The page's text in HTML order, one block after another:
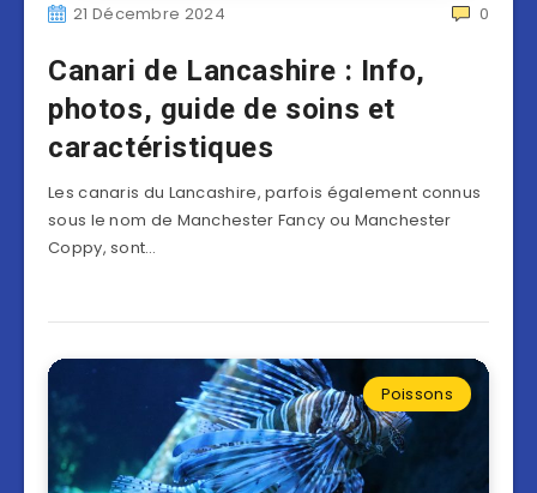
21 Décembre 2024 0
Canari de Lancashire : Info,
photos, guide de soins et
caractéristiques
Les canaris du Lancashire, parfois également connus
sous le nom de Manchester Fancy ou Manchester
Coppy, sont…
Poissons